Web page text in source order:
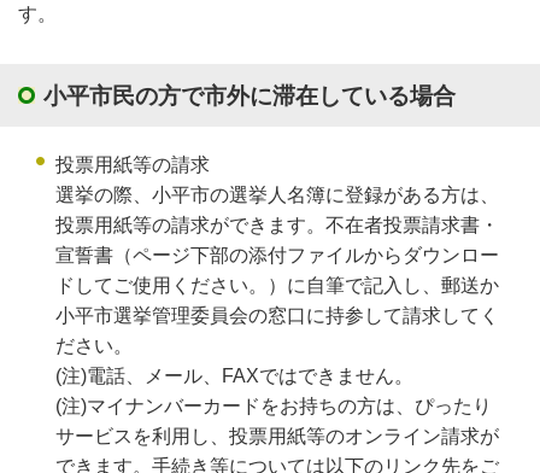
す。
小平市民の方で市外に滞在している場合
投票用紙等の請求
選挙の際、小平市の選挙人名簿に登録がある方は、
投票用紙等の請求ができます。不在者投票請求書・
宣誓書（ページ下部の添付ファイルからダウンロー
ドしてご使用ください。）に自筆で記入し、郵送か
小平市選挙管理委員会の窓口に持参して請求してく
ださい。
(注)電話、メール、FAXではできません。
(注)マイナンバーカードをお持ちの方は、ぴったり
サービスを利用し、投票用紙等のオンライン請求が
できます。手続き等については以下のリンク先をご